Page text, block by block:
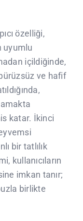
özelliği,
uyumlu
içildiğinde,
ve hafif
katar. İkinci
bir tatlılık
kullanıcıların
imkan tanır;
birlikte